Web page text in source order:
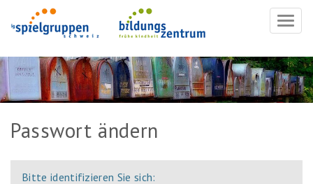
Passwort ändern
Bitte identifizieren Sie sich: